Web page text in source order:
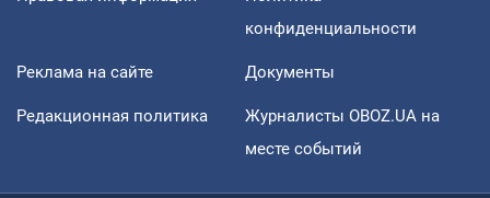
конфиденциальности
Реклама на сайте Документы
Редакционная политика
Журналисты OBOZ.UA на
месте событий